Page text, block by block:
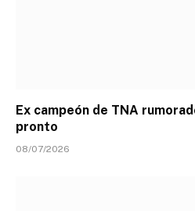
Ex campeón de TNA
pronto
08/07/2026